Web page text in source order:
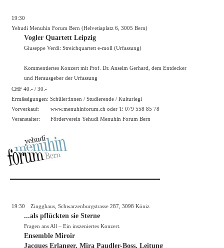
19:30
Yehudi Menuhin Forum Bern (Helvetiaplatz 6, 3005 Bern)
Vogler Quartett Leipzig
Giuseppe Verdi: Streichquartett e-moll (Urfassung)
Kommentiertes Konzert mit Prof. Dr. Anselm Gerhard, dem Entdecker
und Herausgeber der Urfassung
CHF 40.- / 30.-
Ermässigungen: Schüler:innen / Studierende / Kulturlegi
Vorverkauf:
www.menuhinforum.ch oder T: 079 558 85 78
Veranstalter:
Förderverein Yehudi Menuhin Forum Bern
19:30 Zingghaus, Schwarzenburgstrasse 287, 3098 Köniz
...als pflückten sie Sterne
Fragen ans All – Ein inszeniertes Konzert.
Ensemble Miroir
Jacques Erlanger, Mira Paudler-Boss, Leitung